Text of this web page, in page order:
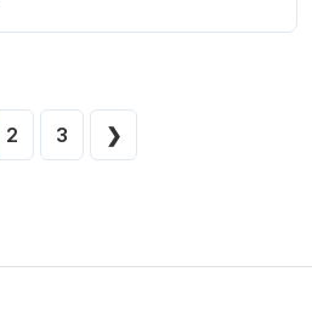
2 3 ❯